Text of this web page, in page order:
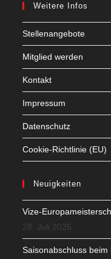
Weitere Infos
Stellenangebote
Mitglied werden
Kontakt
Impressum
Datenschutz
Cookie-Richtlinie (EU)
Neuigkeiten
Vize-
28. Juli 2026
Saisonabschluss